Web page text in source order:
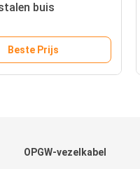
buis
Beste Prijs
OPGW-vezelkabel